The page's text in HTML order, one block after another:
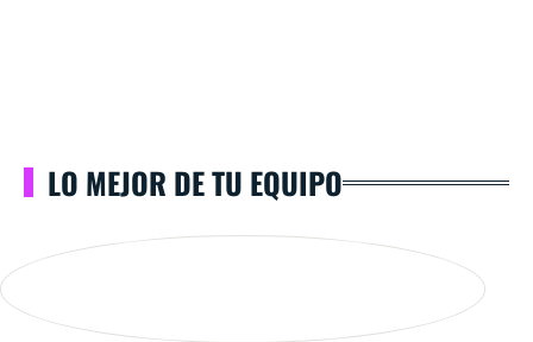
LO MEJOR DE TU EQUIPO